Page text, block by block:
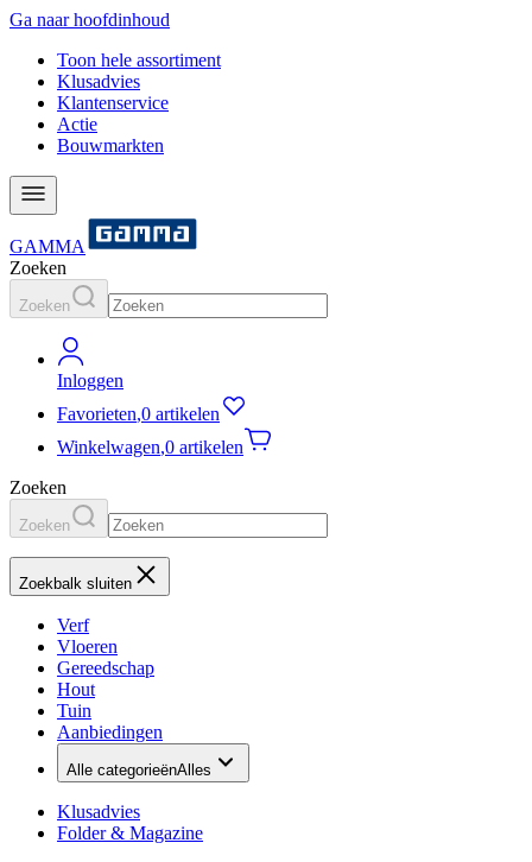
Ga naar hoofdinhoud
Toon hele assortiment
Klusadvies
Klantenservice
Actie
Bouwmarkten
GAMMA
Zoeken
Zoeken
Inloggen
Favorieten,0 artikelen
Winkelwagen,0 artikelen
Zoeken
Zoeken
Zoekbalk sluiten
Verf
Vloeren
Gereedschap
Hout
Tuin
Aanbiedingen
Alle categorieënAlles
Klusadvies
Folder & Magazine